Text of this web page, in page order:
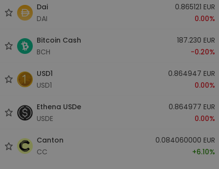
Dai
DAI
0.865121 EUR
0.00%
Bitcoin Cash
BCH
187.230 EUR
-0.20%
USD1
USD1
0.864947 EUR
0.00%
Ethena USDe
USDE
0.864977 EUR
0.00%
Canton
CC
0.084060000 EUR
+6.10%